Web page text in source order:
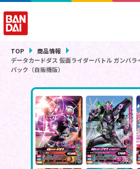
TOP
商品情報
データカードダス 仮面ライダーバトル ガンバラ
パック（自販機版）